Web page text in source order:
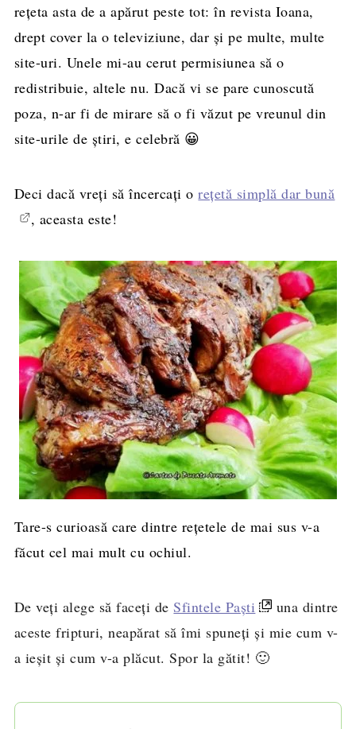
rețeta asta de a apărut peste tot: în revista Ioana,
drept cover la o televiziune, dar și pe multe, multe
site-uri. Unele mi-au cerut permisiunea să o
redistribuie, altele nu. Dacă vi se pare cunoscută
poza, n-ar fi de mirare să o fi văzut pe vreunul din
site-urile de știri, e celebră 😀
Deci dacă vreți să încercați orețetă simplă dar bună
, aceasta este!
Tare-s curioasă care dintre rețetele de mai sus v-a
făcut cel mai mult cu ochiul.
De veți alege să faceți de Sfintele Paști
una dintre
aceste fripturi, neapărat să îmi spuneți și mie cum v-
a ieșit și cum v-a plăcut. Spor la gătit! 🙂